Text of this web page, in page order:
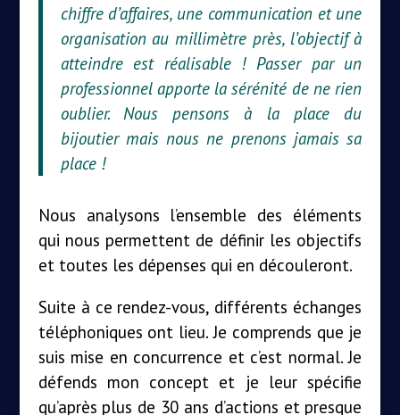
chiffre d’affaires, une communication et une
organisation au millimètre près, l’objectif à
atteindre est réalisable ! Passer par un
professionnel apporte la sérénité de ne rien
oublier. Nous pensons à la place du
bijoutier mais nous ne prenons jamais sa
place !
Nous analysons l’ensemble des éléments
qui nous permettent de définir les objectifs
et toutes les dépenses qui en découleront.
Suite à ce rendez-vous, différents échanges
téléphoniques ont lieu. Je comprends que je
suis mise en concurrence et c’est normal. Je
défends mon concept et je leur spécifie
qu’après plus de 30 ans d’actions et presque